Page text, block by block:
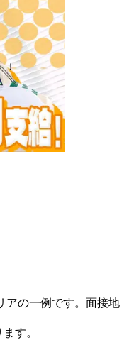
の一例です。面接地
す。